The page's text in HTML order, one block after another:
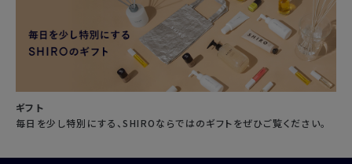
ギフト
毎日を少し特別にする、SHIROならではのギフトをぜひご覧ください。